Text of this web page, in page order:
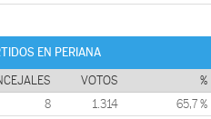
EN PERIANA
VOTOS %
8 1.314 65,7 %